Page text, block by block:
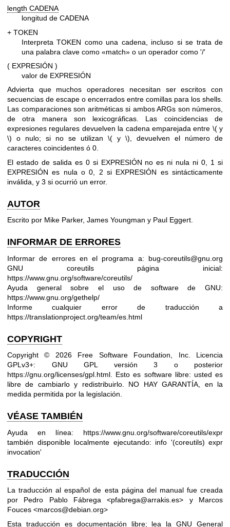
length CADENA
longitud de CADENA
+ TOKEN
Interpreta TOKEN como una cadena, incluso si se trata de
una palabra clave como «match» o un operador como '/'
( EXPRESIÓN )
valor de EXPRESIÓN
Advierta que muchos operadores necesitan ser escritos con
secuencias de escape o encerrados entre comillas para los shells.
Las comparaciones son aritméticas si ambos ARGs son números,
de otra manera son lexicográficas. Las coincidencias de
expresiones regulares devuelven la cadena emparejada entre \( y
\) o nulo; si no se utilizan \( y \), devuelven el número de
caracteres coincidentes ó 0.
El estado de salida es 0 si EXPRESIÓN no es ni nula ni 0, 1 si
EXPRESIÓN es nula o 0, 2 si EXPRESIÓN es sintácticamente
inválida, y 3 si ocurrió un error.
AUTOR
Escrito por Mike Parker, James Youngman y Paul Eggert.
INFORMAR DE ERRORES
Informar de errores en el programa a: bug-coreutils@gnu.org
GNU coreutils página inicial:
https://www.gnu.org/software/coreutils/
Ayuda general sobre el uso de software de GNU:
https://www.gnu.org/gethelp/
Informe cualquier error de traducción a
https://translationproject.org/team/es.html
COPYRIGHT
Copyright © 2026 Free Software Foundation, Inc. Licencia
GPLv3+: GNU GPL versión 3 o posterior
https://gnu.org/licenses/gpl.html. Esto es software libre: usted es
libre de cambiarlo y redistribuirlo. NO HAY GARANTÍA, en la
medida permitida por la legislación.
VÉASE TAMBIÉN
Ayuda en línea: https://www.gnu.org/software/coreutils/expr
también disponible localmente ejecutando: info '(coreutils) expr
invocation'
TRADUCCIÓN
La traducción al español de esta página del manual fue creada
por Pedro Pablo Fábrega <pfabrega@arrakis.es> y Marcos
Fouces <marcos@debian.org>
Esta traducción es documentación libre; lea laGNU General